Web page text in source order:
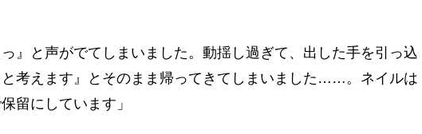
』と声がでてしまいました。動揺し過ぎて、出した手を引っ込
考えます』とそのまま帰ってきてしまいました……。ネイルは
留にしています」